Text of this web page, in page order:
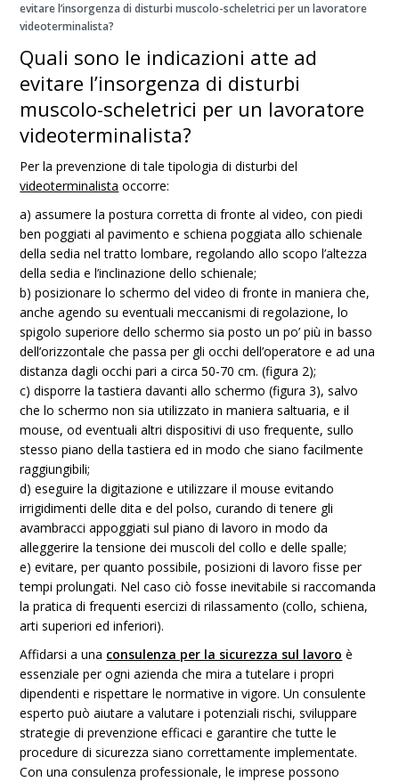
evitare l’insorgenza di disturbi muscolo-scheletrici per un lavoratore
videoterminalista?
Quali sono le indicazioni atte ad
evitare l’insorgenza di disturbi
muscolo-scheletrici per un lavoratore
videoterminalista?
Per la prevenzione di tale tipologia di disturbi del
videoterminalista occorre:
a) assumere la postura corretta di fronte al video, con piedi
ben poggiati al pavimento e schiena poggiata allo schienale
della sedia nel tratto lombare, regolando allo scopo l’altezza
della sedia e l’inclinazione dello schienale;
b) posizionare lo schermo del video di fronte in maniera che,
anche agendo su eventuali meccanismi di regolazione, lo
spigolo superiore dello schermo sia posto un po’ più in basso
dell’orizzontale che passa per gli occhi dell’operatore e ad una
distanza dagli occhi pari a circa 50-70 cm. (figura 2);
c) disporre la tastiera davanti allo schermo (figura 3), salvo
che lo schermo non sia utilizzato in maniera saltuaria, e il
mouse, od eventuali altri dispositivi di uso frequente, sullo
stesso piano della tastiera ed in modo che siano facilmente
raggiungibili;
d) eseguire la digitazione e utilizzare il mouse evitando
irrigidimenti delle dita e del polso, curando di tenere gli
avambracci appoggiati sul piano di lavoro in modo da
alleggerire la tensione dei muscoli del collo e delle spalle;
e) evitare, per quanto possibile, posizioni di lavoro fisse per
tempi prolungati. Nel caso ciò fosse inevitabile si raccomanda
la pratica di frequenti esercizi di rilassamento (collo, schiena,
arti superiori ed inferiori).
Affidarsi a una consulenza per la sicurezza sul lavoro è
essenziale per ogni azienda che mira a tutelare i propri
dipendenti e rispettare le normative in vigore. Un consulente
esperto può aiutare a valutare i potenziali rischi, sviluppare
strategie di prevenzione efficaci e garantire che tutte le
procedure di sicurezza siano correttamente implementate.
Con una consulenza professionale, le imprese possono